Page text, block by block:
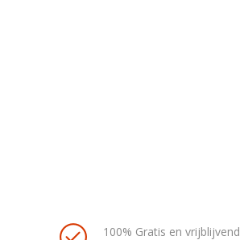
100% Gratis en vrijblijvend